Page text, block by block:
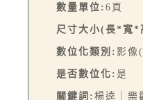
數量單位: 6頁
尺寸大小(長*寬*
數位化類別: 影像
是否數位化: 是
關鍵詞: 楊逵｜樂